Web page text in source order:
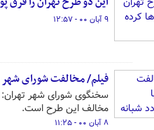
۹ آبان ۰۰ - ۱۲:۵۷
فیلم/ مخالفت شورای شهر
سخنگوی شورای شهر
مخالف این طرح است.
۸ آبان ۰۰ - ۱۱:۲۵